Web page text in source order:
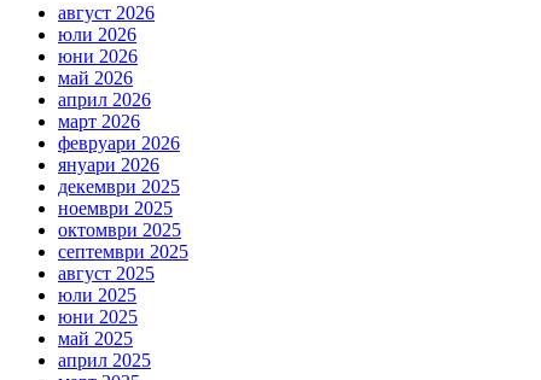
август 2026
юли 2026
юни 2026
май 2026
април 2026
март 2026
февруари 2026
януари 2026
декември 2025
ноември 2025
октомври 2025
септември 2025
август 2025
юли 2025
юни 2025
май 2025
април 2025